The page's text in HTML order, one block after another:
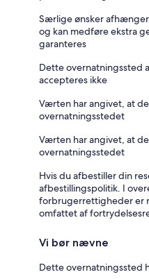
Særlige ønsker
og kan medføre ekstra
garanteres
Dette overnatningssted
accepteres ikke
Værten har angivet, at
overnatningsstedet
Værten har angivet, at
overnatningsstedet
Hvis du afbestiller din
afbestillingspolitik. I
forbrugerrettigheder er
omfattet af
Vi bør nævne
Dette overnatningssted